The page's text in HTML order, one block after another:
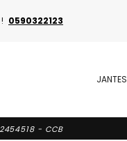
0590322123
JANTES
- CCB